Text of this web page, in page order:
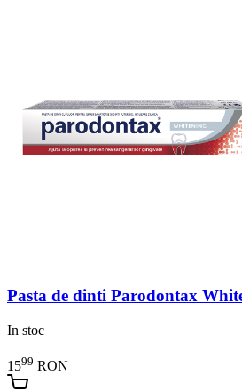
Pasta de dinti Parodontax
In stoc
1599 RON